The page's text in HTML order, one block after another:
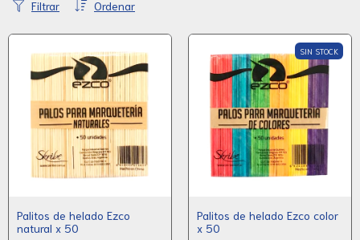
Ordenar
Filtrar
Palitos de helado Ezco
natural x 50
SIN STOCK
Palitos de helado Ezco color
x 50